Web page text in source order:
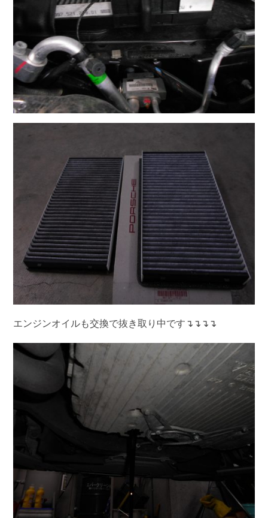
エンジンオイルも交換で抜き取り中です↴↴↴↴